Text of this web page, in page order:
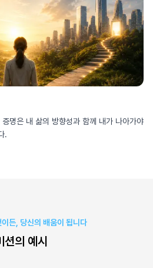
명은 내 삶의 방향성과 함께 내가 나아가야
.
든, 당신의 배움이 됩니다
션의 예시